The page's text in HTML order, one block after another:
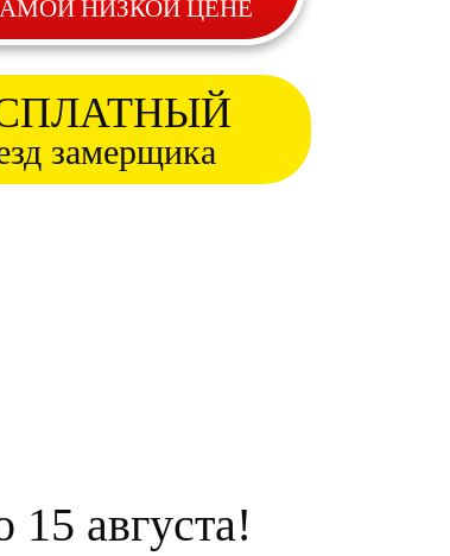
НИЗКОЙ ЦЕНЕ
замерщика
августа!